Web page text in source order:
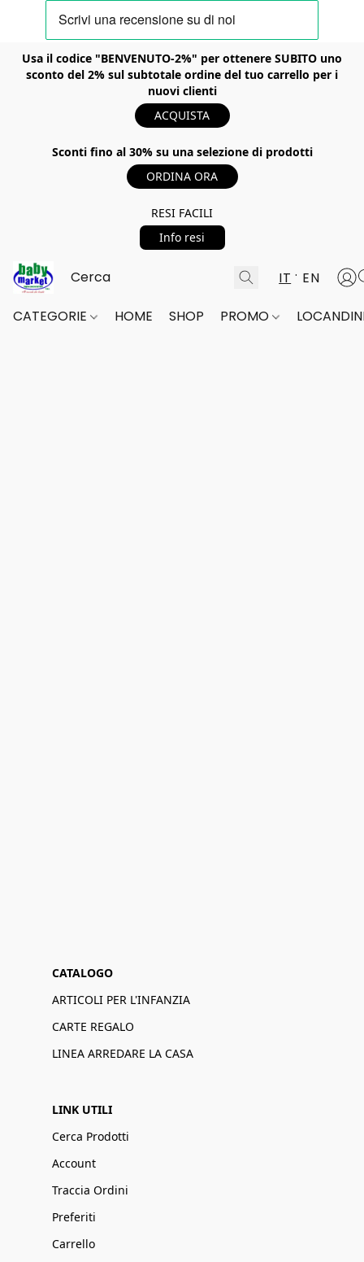
Usa il codice "BENVENUTO-2%" per ottenere SUBITO uno
sconto del 2% sul subtotale ordine del tuo carrello per i
nuovi clienti
ACQUISTA
Sconti fino al 30% su una selezione di prodotti
ORDINA ORA
RESI FACILI
Info resi
IT EN
CATEGORIE HOME SHOP PROMO
CATALOGO
ARTICOLI PER L'INFANZIA
CARTE REGALO
LINEA ARREDARE LA CASA
LINK UTILI
Cerca Prodotti
Account
Traccia Ordini
Preferiti
Carrello